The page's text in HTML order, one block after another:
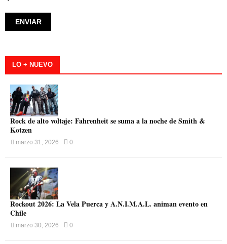
LO + NUEVO
Rock de alto voltaje: Fahrenheit se suma a la noche de Smith &
Kotzen
marzo 31, 2026 0
Rockout 2026: La Vela Puerca y A.N.I.M.A.L. animan evento en
Chile
marzo 30, 2026 0